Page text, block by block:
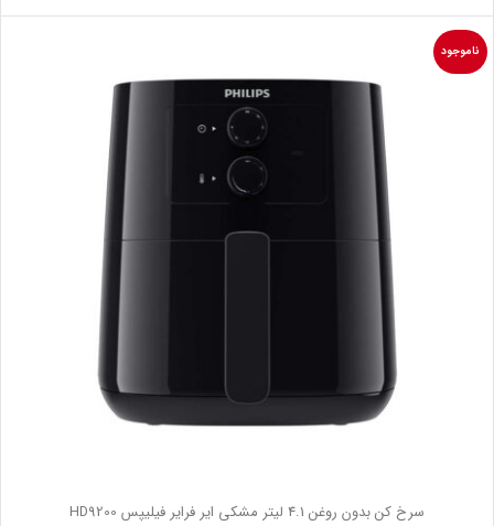
ناموجود
سرخ کن بدون روغن 4.1 لیتر مشکی ایر فرایر فیلیپس HD9200